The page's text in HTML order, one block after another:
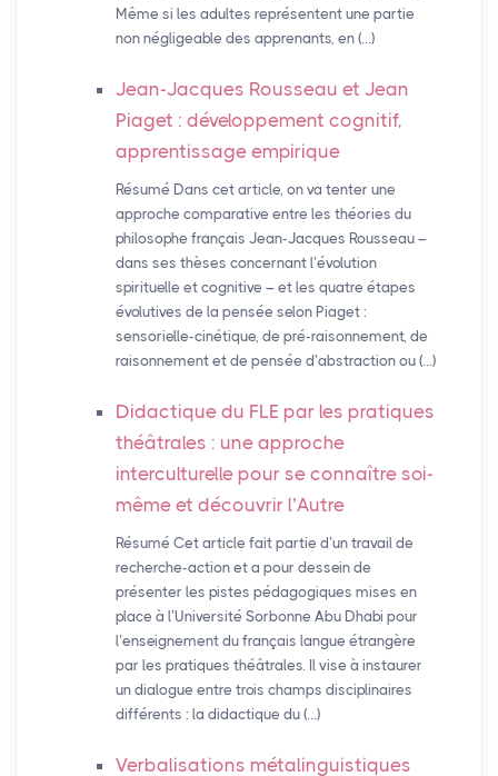
Même si les adultes représentent une partie
non négligeable des apprenants, en (…)
Jean-Jacques Rousseau et Jean
Piaget : développement cognitif,
apprentissage empirique
Résumé Dans cet article, on va tenter une
approche comparative entre les théories du
philosophe français Jean-Jacques Rousseau –
dans ses thèses concernant l’évolution
spirituelle et cognitive – et les quatre étapes
évolutives de la pensée selon Piaget :
sensorielle-cinétique, de pré-raisonnement, de
raisonnement et de pensée d’abstraction ou (…)
Didactique du FLE par les pratiques
théâtrales : une approche
interculturelle pour se connaître soi-
même et découvrir l’Autre
Résumé Cet article fait partie d’un travail de
recherche-action et a pour dessein de
présenter les pistes pédagogiques mises en
place à l’Université Sorbonne Abu Dhabi pour
l’enseignement du français langue étrangère
par les pratiques théâtrales. Il vise à instaurer
un dialogue entre trois champs disciplinaires
différents : la didactique du (…)
Verbalisations métalinguistiques